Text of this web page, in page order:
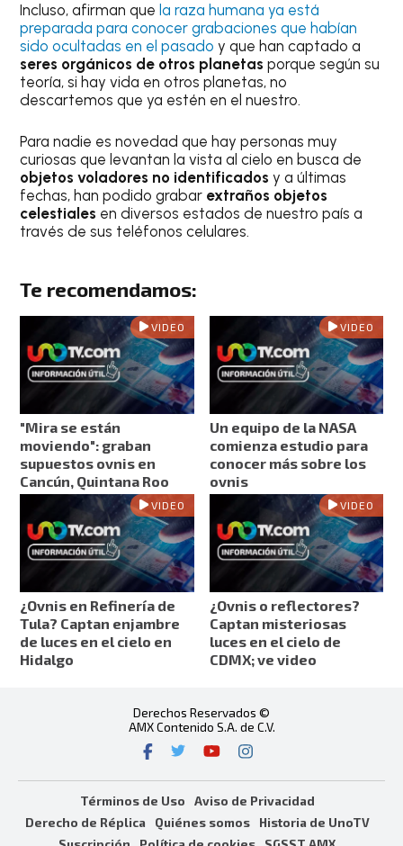
Incluso, afirman que la raza humana ya está
preparada para conocer grabaciones que habían
sido ocultadas en el pasadoy que han captado a
seres orgánicos de otros planetasporque según su
teoría, si hay vida en otros planetas, no
descartemos que ya estén en el nuestro.
Para nadie es novedad que hay personas muy
curiosas que levantan la vista al cielo en busca de
objetos voladores no identificadosy a últimas
fechas, han podido grabar extraños objetos
celestiales en diversos estados de nuestro país a
través de sus teléfonos celulares.
Te recomendamos:
VIDEO
"Mira se están
moviendo": graban
supuestos ovnis en
Cancún, Quintana Roo
VIDEO
Un equipo de la NASA
comienza estudio para
conocer más sobre los
ovnis
VIDEO
¿Ovnis en Refinería de
Tula? Captan enjambre
de luces en el cielo en
Hidalgo
VIDEO
¿Ovnis o reflectores?
Captan misteriosas
luces en el cielo de
CDMX; ve video
Derechos Reservados ©
AMX Contenido S.A. de C.V.
Términos de Uso
Aviso de Privacidad
Derecho de Réplica
Quiénes somos
Historia de UnoTV